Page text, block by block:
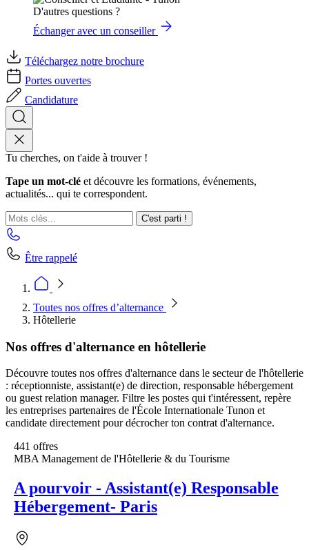
D'autres questions ?
Échanger avec un conseiller
Téléchargez notre brochure
Portes ouvertes
Candidature
Tu cherches, on t'aide à trouver !
Tape un mot-clé et découvre les formations, événements,
actualités... qui te correspondent.
C'est parti !
Être rappelé
Toutes nos offres d’alternance
Hôtellerie
Nos offres d'alternance en hôtellerie
Découvre toutes nos offres d'alternance dans le secteur de l'hôtellerie
: réceptionniste, assistant(e) de direction, responsable hébergement
ou guest relation manager. Filtre les postes qui t'intéressent, repère
les entreprises partenaires de l'École Internationale Tunon et
candidate directement pour décrocher ton contrat d'alternance.
441 offres
MBA Management de l'Hôtellerie & du Tourisme
A pourvoir - Assistant(e) Responsable
Hébergement- Paris